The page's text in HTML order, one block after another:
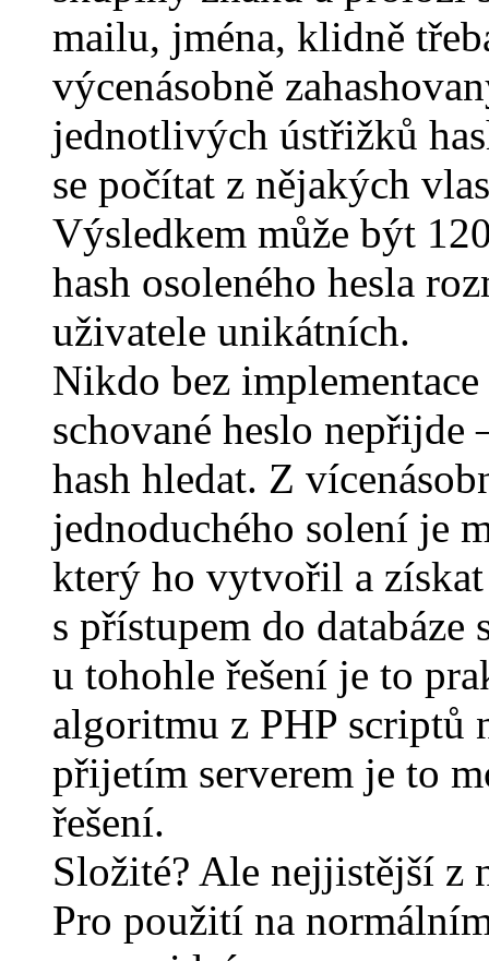
mailu, jména, klidně
výcenásobně
jednotlivých ústřižků
se počítat z nějakých
Výsledkem může být
hash osoleného hesla
uživatele unikátních.
Nikdo bez
schované heslo nepřijde
hash hledat. Z
jednoduchého solení je
který ho vytvořil a
s přístupem do
u tohohle řešení je to
algoritmu z PHP scriptů
přijetím serverem je to
řešení.
Složité? Ale nejjistější z
Pro použití na